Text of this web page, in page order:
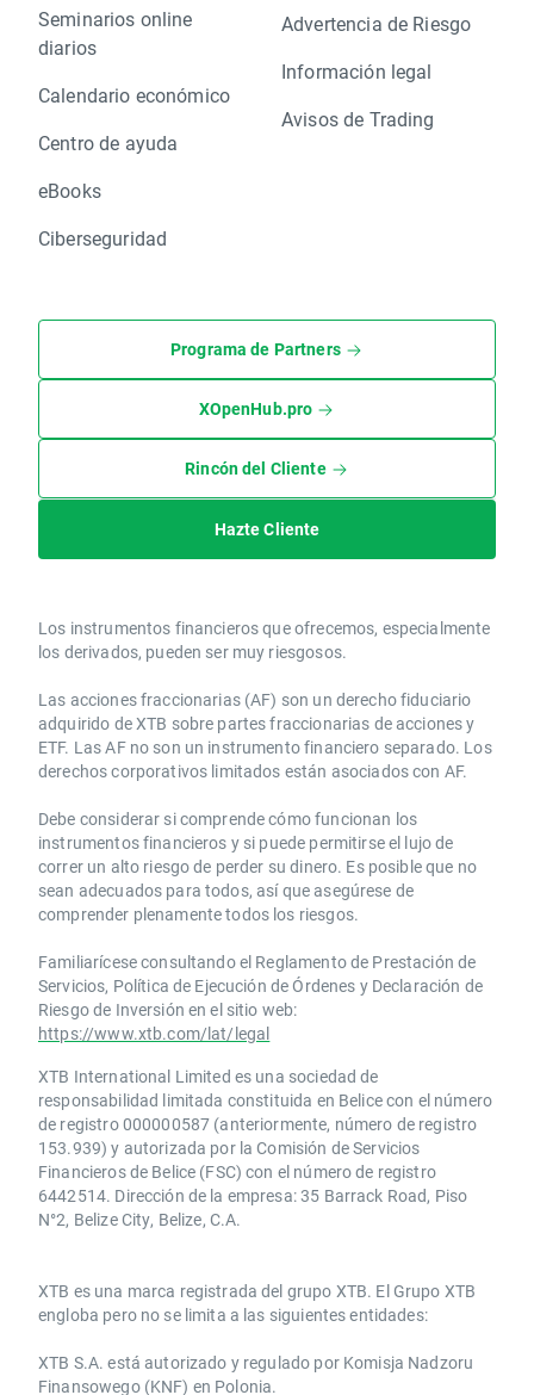
Seminarios online
diarios
Calendario económico
Centro de ayuda
eBooks
Ciberseguridad
Advertencia de Riesgo
Información legal
Avisos de Trading
Programa de Partners
XOpenHub.pro
Rincón del Cliente
Hazte Cliente
Los instrumentos financieros que ofrecemos, especialmente
los derivados, pueden ser muy riesgosos.
Las acciones fraccionarias (AF) son un derecho fiduciario
adquirido de XTB sobre partes fraccionarias de acciones y
ETF. Las AF no son un instrumento financiero separado. Los
derechos corporativos limitados están asociados con AF.
Debe considerar si comprende cómo funcionan los
instrumentos financieros y si puede permitirse el lujo de
correr un alto riesgo de perder su dinero. Es posible que no
sean adecuados para todos, así que asegúrese de
comprender plenamente todos los riesgos.
Familiarícese consultando el Reglamento de Prestación de
Servicios, Política de Ejecución de Órdenes y Declaración de
Riesgo de Inversión en el sitio web:
https://www.xtb.com/lat/legal
XTB International Limited es una sociedad de
responsabilidad limitada constituida en Belice con el número
de registro 000000587 (anteriormente, número de registro
153.939) y autorizada por la Comisión de Servicios
Financieros de Belice (FSC) con el número de registro
6442514. Dirección de la empresa: 35 Barrack Road, Piso
N°2, Belize City, Belize, C.A.
​​XTB es una marca registrada del grupo XTB. El Grupo XTB
engloba pero no se limita a las siguientes entidades:
XTB S.A.​ está autorizado y regulado por Komisja Nadzoru
Finansowego (KNF) ​en Polonia.